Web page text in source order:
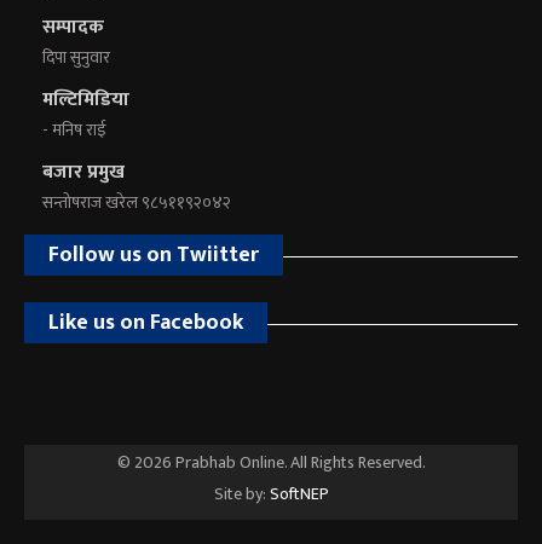
सम्पादक
दिपा सुनुवार
मल्टिमिडिया
- मनिष राई
बजार प्रमुख
सन्तोषराज खरेल ९८५११९२०४२
Follow us on Twiitter
Like us on Facebook
© 2026 Prabhab Online. All Rights Reserved.
Site by:SoftNEP